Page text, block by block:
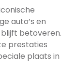
auto’s en
betoveren.
prestaties
plaats in